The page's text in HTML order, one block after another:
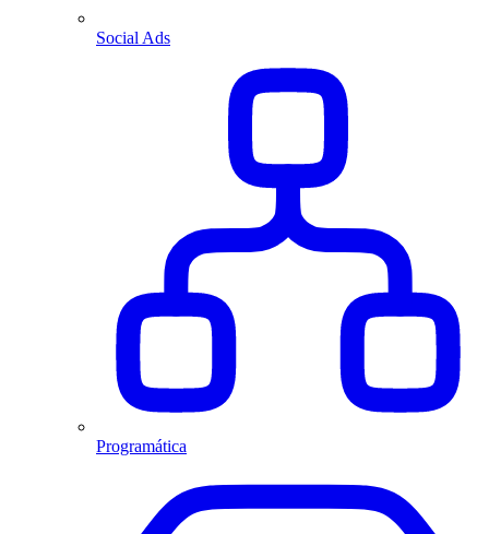
Social Ads
Programática